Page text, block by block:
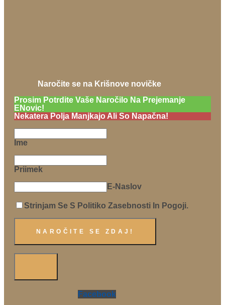
Naročite se na Krišnove novičke
Prosim Potrdite Vaše Naročilo Na Prejemanje
ENovic!
Nekatera Polja Manjkajo Ali So Napačna!
Ime
Priimek
E-Naslov
Strinjam Se S Politiko Zasebnosti In Pogoji.
Facebook